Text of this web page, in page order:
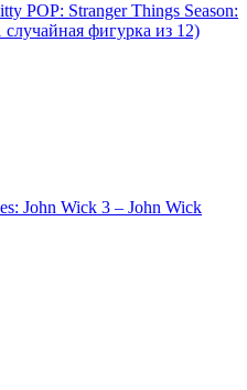
POP: Stranger Things Season:
фигурка из 12)
John Wick 3 – John Wick